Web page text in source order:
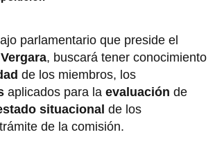
parlamentario que preside el
, buscará tener conocimiento
de los miembros, los
aplicados para la evaluación de
situacional de los
de la comisión.